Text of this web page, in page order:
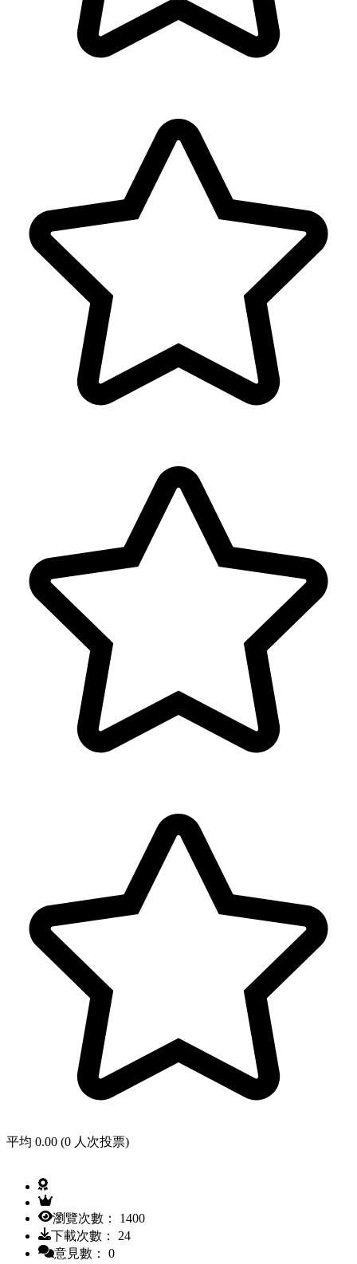
平均 0.00 (0 人次投票)
瀏覽次數： 1400
下載次數： 24
意見數： 0